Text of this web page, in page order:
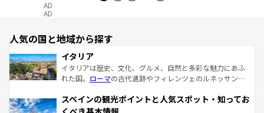
AD
AD
人気の国と地域から探す
イタリア
イタリアは歴史、文化、グルメ、自然と多彩な魅力にあふ
れた国。 ローマの古代遺跡やフィレンツェのルネッサンス
ろん、トスカーナの美しい田園風景やアマルフィ海岸の絶
景など、自然景観も見逃せない。観光の合間には、本場の
スペインの観光ポイントと人気スポット・知ってお